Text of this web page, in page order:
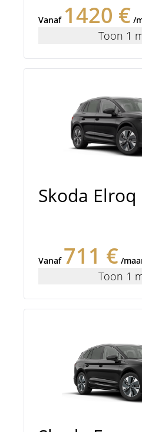
Vanaf 1420 € /
Toon 1
Skoda Elroq
Vanaf 711 € /
Toon 1